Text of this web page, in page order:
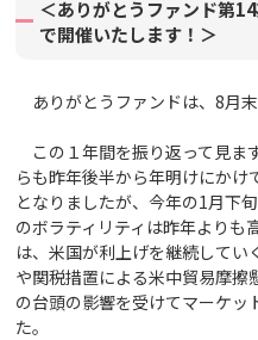
＜ありがとうファンド第
で開催いたします！＞
ありがとうファンドは、8月
この１年間を振り返って見ま
らも昨年後半から年明けにか
となりましたが、今年の1月下
のボラティリティは昨年よりも
は、米国が利上げを継続して
や関税措置による米中貿易摩擦
の台頭の影響を受けてマーケッ
た。